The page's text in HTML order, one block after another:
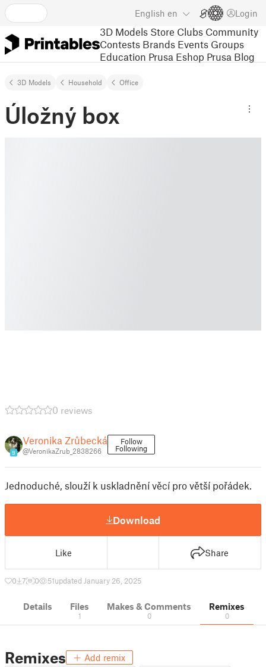
English en Login
3D Models Store Clubs Community
Contests Brands Events Groups
Education Prusa Eshop Prusa Blog
3D Models Household Office
Úložný box
0 reviews
9
Veronika Zrůbecká
@VeronikaZrub_2838266
Follow
Following
Jednoduché, slouží k uskladnění věcí pro větší pořádek.
Download
Like Share
0 7 0 51updated January 26, 2025
Details Files
1
Makes & Comments
0
Remixes
0
Remixes Add remix